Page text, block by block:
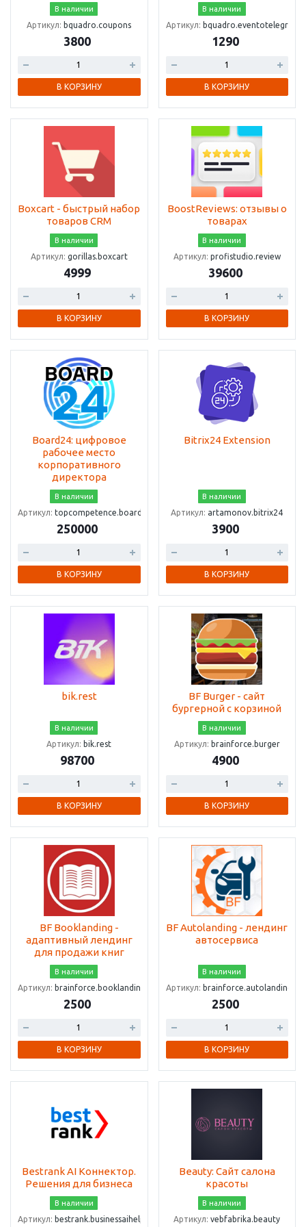
В наличии
Артикул: bquadro.coupons
3800
В КОРЗИНУ
В наличии
Артикул: bquadro.eventotelegram
1290
В КОРЗИНУ
Boxcart - быстрый набор
товаров CRM
В наличии
Артикул: gorillas.boxcart
4999
В КОРЗИНУ
BoostReviews: отзывы о
товарах
В наличии
Артикул: profistudio.review
39600
В КОРЗИНУ
Board24: цифровое
рабочее место
корпоративного
директора
В наличии
Артикул: topcompetence.board24
250000
В КОРЗИНУ
Bitrix24 Extension
В наличии
Артикул: artamonov.bitrix24
3900
В КОРЗИНУ
bik.rest
В наличии
Артикул: bik.rest
98700
В КОРЗИНУ
BF Burger - сайт
бургерной с корзиной
В наличии
Артикул: brainforce.burger
4900
В КОРЗИНУ
BF Booklanding -
адаптивный лендинг
для продажи книг
В наличии
Артикул: brainforce.booklanding
2500
В КОРЗИНУ
BF Autolanding - лендинг
автосервиса
В наличии
Артикул: brainforce.autolanding
2500
В КОРЗИНУ
Bestrank AI Коннектор.
Решения для бизнеса
В наличии
Артикул: bestrank.businessaihelper
Beauty: Сайт салона
красоты
В наличии
Артикул:vebfabrika.beauty